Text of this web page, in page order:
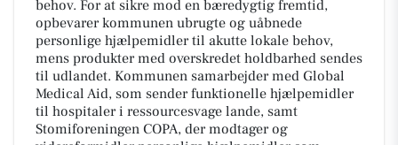
behov. For at sikre mod en bæredygtig fremtid,
opbevarer kommunen ubrugte og uåbnede
personlige hjælpemidler til akutte lokale behov,
mens produkter med overskredet holdbarhed sendes
til udlandet. Kommunen samarbejder med Global
Medical Aid, som sender funktionelle hjælpemidler
til hospitaler i ressourcesvage lande, samt
Stomiforeningen COPA, der modtager og